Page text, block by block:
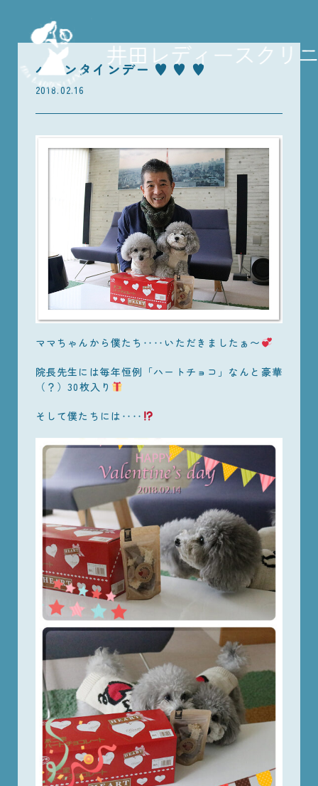
バレンタインデー ♥ ♥ ♥
2018.02.16
ママちゃんから僕たち‥‥いただきましたぁ〜
院長先生には毎年恒例「ハートチョコ」なんと豪華
（？）30枚入り
そして僕たちには‥‥